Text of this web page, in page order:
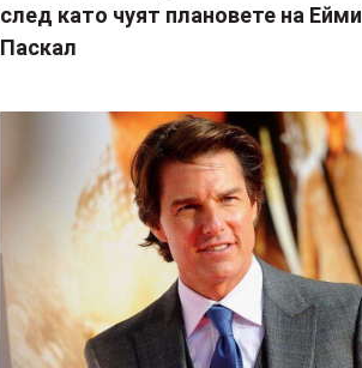
след като чуят плановете на Ейми
Паскал